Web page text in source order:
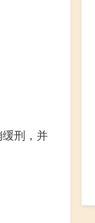
刑，并